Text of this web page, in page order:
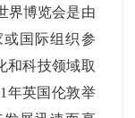
界博览会是由
国际组织参
和科技领域取
年英国伦敦举